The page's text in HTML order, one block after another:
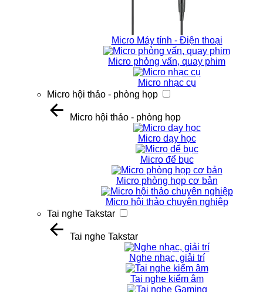
Micro Máy tính - Điện thoại
Micro phỏng vấn, quay phim
Micro nhạc cụ
Micro hội thảo - phòng họp
Micro hội thảo - phòng họp
Micro dạy học
Micro để bục
Micro phòng họp cơ bản
Micro hội thảo chuyên nghiệp
Tai nghe Takstar
Tai nghe Takstar
Nghe nhạc, giải trí
Tai nghe kiểm âm